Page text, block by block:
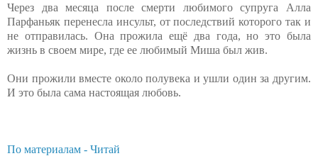
Через два месяца после смерти любимого супруга Алла
Парфаньяк перенесла инсульт, от последствий которого так и
не отправилась. Она прожила ещё два года, но это была
жизнь в своем мире, где ее любимый Миша был жив.
Они прожили вместе около полувека и ушли один за другим.
И это была сама настоящая любовь.
По материалам - Читай